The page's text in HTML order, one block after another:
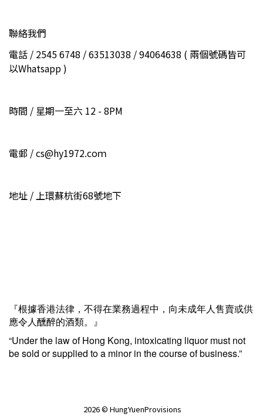
聯絡我們
電話 / 2545 6748 / 63513038 / 94064638 ( 兩個號碼皆可
以Whatsapp )
時間 / 星期一至六 12 - 8PM
電郵 / cs@hy1972.coｍ
地址 / 上環蘇杭街68號地下
『根據香港法律，不得在業務過程中，向未成年人售賣或供
應令人醺醉的酒類。』
“Under the law of Hong Kong, intoxicating liquor must not
be sold or supplied to a minor in the course of business.”
2026 © HungYuenProvisions